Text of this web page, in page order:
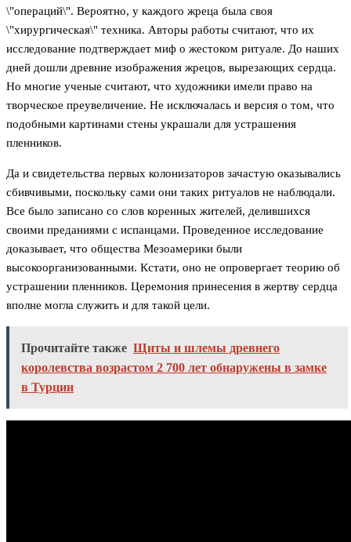
\"операций\". Вероятно, у каждого жреца была своя
\"хирургическая\" техника. Авторы работы считают, что их
исследование подтверждает миф о жестоком ритуале. До наших
дней дошли древние изображения жрецов, вырезающих сердца.
Но многие ученые считают, что художники имели право на
творческое преувеличение. Не исключалась и версия о том, что
подобными картинами стены украшали для устрашения
пленников.
Да и свидетельства первых колонизаторов зачастую оказывались
сбивчивыми, поскольку сами они таких ритуалов не наблюдали.
Все было записано со слов коренных жителей, делившихся
своими преданиями с испанцами. Проведенное исследование
доказывает, что общества Мезоамерики были
высокоорганизованными. Кстати, оно не опровергает теорию об
устрашении пленников. Церемония принесения в жертву сердца
вполне могла служить и для такой цели.
Прочитайте также Щиты и шлемы древнего
королевства возрастом 2 700 лет обнаружены в замке
в Турции